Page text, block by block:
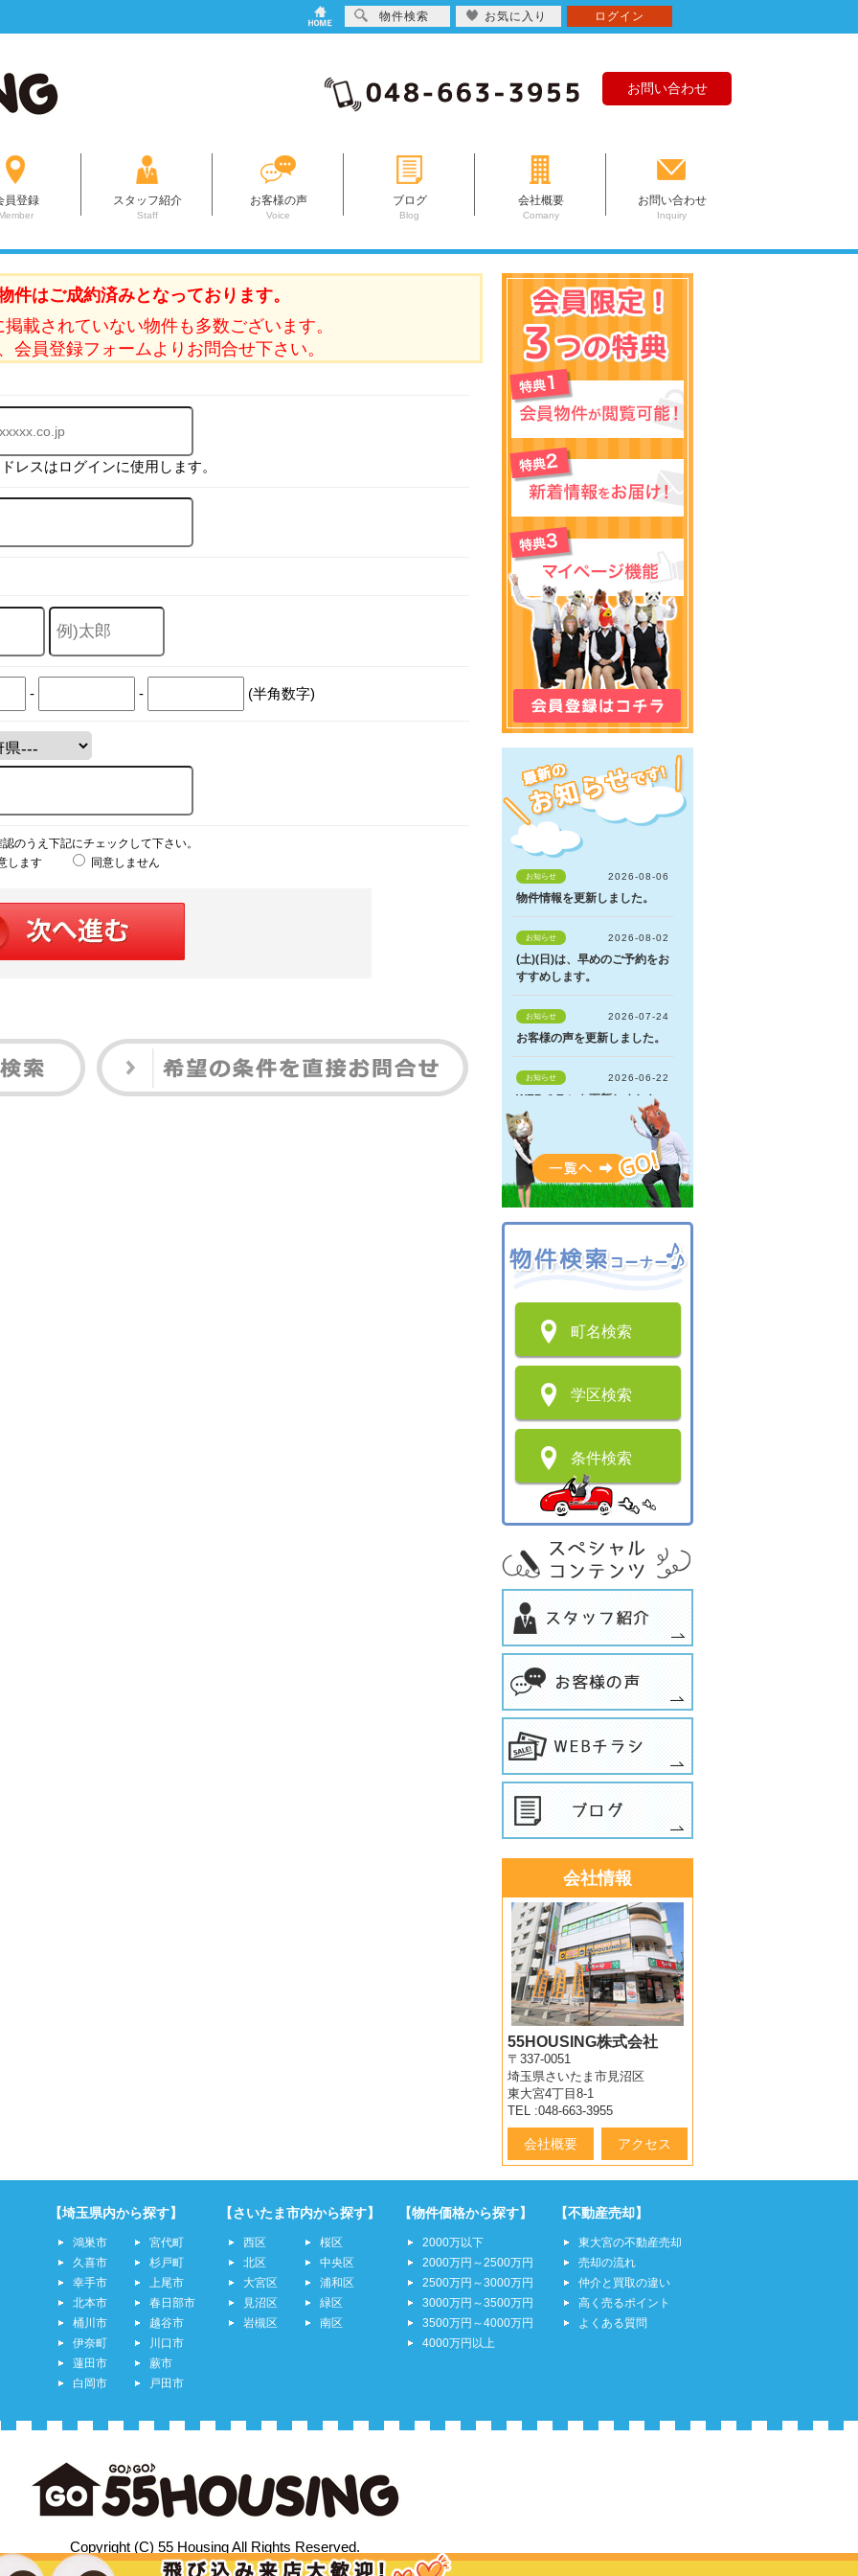
お問い合わせ
員登録 スタッフ紹介
Staff
お客様の声
Voice
ブログ
Blog
会社概要
Comany
お問い合わせ
Inquiry
件はご成約済みとなっております。
載されていない物件も多数ございます。
会員登録フォームよりお問合せ下さい。
レスはログインに使用します。
- - (半角数字)
のうえ下記にチェックして下さい。
します
同意しません
町名検索
学区検索
条件検索
会社情報
55HOUSING株式会社
〒337-0051
埼玉県さいたま市見沼区
東大宮4丁目8-1
TEL :048-663-3955
会社概要 アクセス
【埼玉県内から探す】
鴻巣市
久喜市
幸手市
北本市
桶川市
伊奈町
蓮田市
白岡市
宮代町
杉戸町
上尾市
春日部市
越谷市
川口市
蕨市
戸田市
【さいたま市内から探す】
西区
北区
大宮区
見沼区
岩槻区
桜区
中央区
浦和区
緑区
南区
【物件価格から探す】
2000万以下
2000万円～2500万円
2500万円～3000万円
3000万円～3500万円
3500万円～4000万円
4000万円以上
【不動産売却】
東大宮の不動産売却
売却の流れ
仲介と買取の違い
高く売るポイント
よくある質問
Copyright (C) 55 Housing All Rights Reserved.
物件検索 お気に入り ログイン